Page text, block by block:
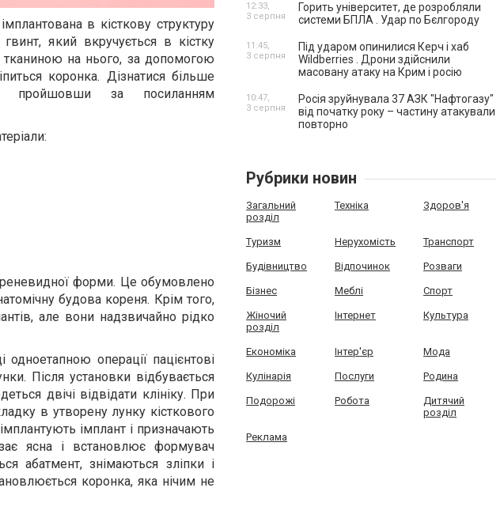
в кісткову структуру
який вкручується в кістку
тканиною на нього, за допомогою
коронка. Дізнатися більше
пройшовши за посиланням
форми. Це обумовлено
будова кореня. Крім того,
але вони надзвичайно рідко
операції пацієнтові
Після установки відбувається
двічі відвідати клініку. При
в утворену лунку кісткового
імплант і призначають
ясна і встановлює формувач
абатмент, знімаються зліпки і
коронка, яка нічим не
Горить університет, де розробляли
системи БПЛА . Удар по Бєлгороду
12:33,
3 серпня
Під ударом опинилися Керч і хаб
Wildberries . Дрони здійснили
масовану атаку на Крим і росію
11:45,
3 серпня
Росія зруйнувала 37 АЗК "Нафтогазу"
від початку року – частину атакували
повторно
10:47,
3 серпня
Рубрики новин
Загальний
розділ
Техніка Здоров'я
Туризм Нерухомість Транспорт
Будівництво Відпочинок Розваги
Бізнес Меблі Спорт
Жіночий
розділ
Інтернет Культура
Економіка Інтер'єр Мода
Кулінарія Послуги Родина
Подорожі Робота
Дитячий
розділ
Реклама